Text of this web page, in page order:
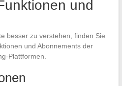
und
besser zu verstehen, finden Sie
und Abonnements der
Plattformen.